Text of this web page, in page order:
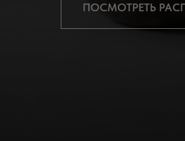
ПОСМОТРЕТЬ